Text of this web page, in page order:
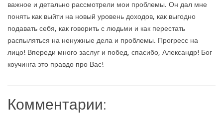
важное и детально рассмотрели мои проблемы. Он дал мне
понять как выйти на новый уровень доходов, как выгодно
подавать себя, как говорить с людьми и как перестать
распыляться на ненужные дела и проблемы. Прогресс на
лицо! Впереди много заслуг и побед, спасибо, Александр! Бог
коучинга это правдо про Вас!
Комментарии: